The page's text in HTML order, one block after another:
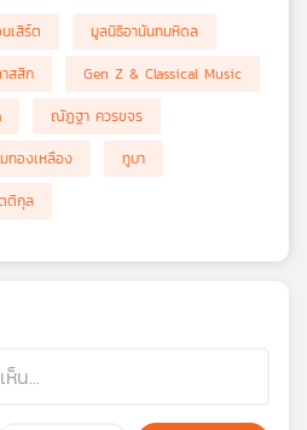
เสิร์ต
มูลนิธิอานันทมหิดล
สสิก
Gen Z & Classical Music
ณัฏฐา ควรขจร
ทองเหลือง
ทูบา
ติกุล